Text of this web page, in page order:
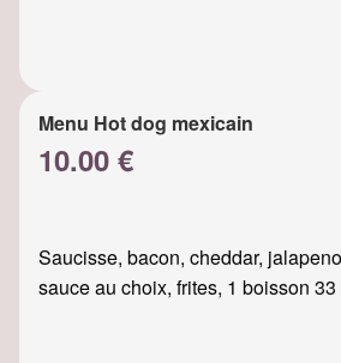
Menu Hot dog mexicain
10.00 €
Saucisse, bacon, cheddar,
sauce au choix, frites, 1 boisson